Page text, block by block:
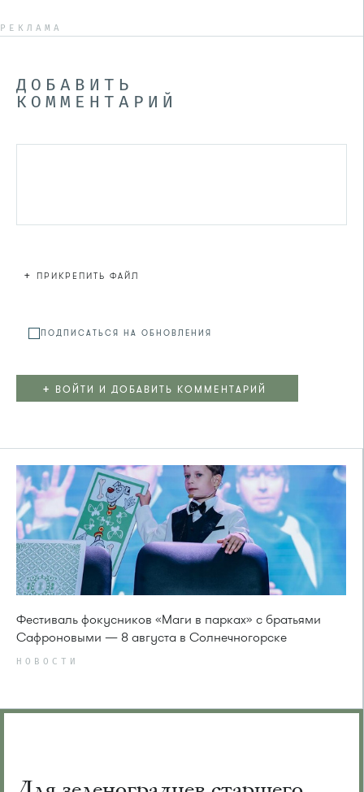
РЕКЛАМА
ДОБАВИТЬ
КОММЕНТАРИЙ
+ ПРИКРЕПИТЬ ФАЙЛ
ПОДПИСАТЬСЯ НА ОБНОВЛЕНИЯ
+ ВОЙТИ И ДОБАВИТЬ КОММЕНТАРИЙ
Фестиваль фокусников «Маги в парках» с братьями
Сафроновыми — 8 августа в Солнечногорске
НОВОСТИ